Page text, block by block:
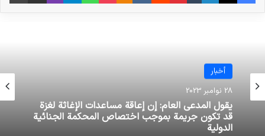
اليوم العالمي للمرأة هو فرصة لرفع
أخبار
28 نوامبر 2023
يقول المدعي العام: إن إعاقة مساعدات الإغاثة لغزة
قد تكون جريمة بموجب اختصاص المحكمة الجنائية
الدولية